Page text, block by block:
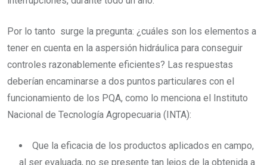
Por lo tanto surge la pregunta: ¿cuáles son los elementos a
tener en cuenta en la aspersión hidráulica para conseguir
controles razonablemente eficientes? Las respuestas
deberían encaminarse a dos puntos particulares con el
funcionamiento de los PQA, como lo menciona el Instituto
Nacional de Tecnología Agropecuaria (INTA):
Que la eficacia de los productos aplicados en campo,
al ser evaluada, no se presente tan lejos de la obtenida a